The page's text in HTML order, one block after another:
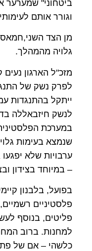
ביטחוני" שמערער
וגורר אותם
מן הצד השני,חמאס
גלויה מהמהלך.
מזכ"ל הארגון נעים
לפרק נשק של
ייתקל בהתנגדות
לנשק חיזבאללה
במערכת
שנמצא בעימות
ערבויות שלא
– במיוחד בצידון
פליטים, בנוסף
למחנות. ברוב
כלשהי – אם של